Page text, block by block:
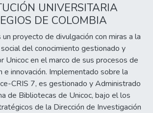
UNIVERSITARIA
DE COLOMBIA
un proyecto de divulgación con miras a la
del conocimiento gestionado y
Unicoc en el marco de sus procesos de
e innovación. Implementado sobre la
CRIS 7, es gestionado y Administrado
de Bibliotecas de Unicoc, bajo el los
de la Dirección de Investigación